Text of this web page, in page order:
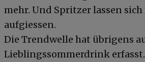
mehr. Und Spritzer lassen
aufgiessen.
Die Trendwelle hat übrigens
Lieblingssommerdrink erfasst.